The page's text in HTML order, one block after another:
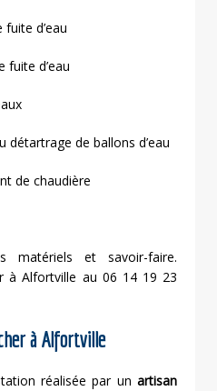
fuite d’eau
fuite d’eau
détartrage de ballons d’eau
de chaudière
et savoir-faire.
à Alfortville au 06 14 19 23
à Alfortville
réalisée par un artisan